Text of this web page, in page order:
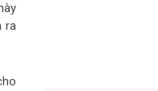
ra